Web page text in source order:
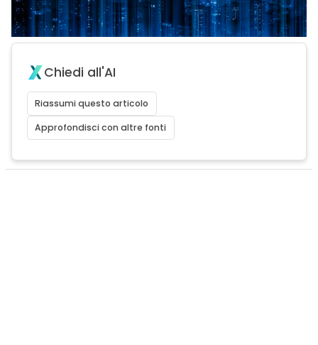
Chiedi all'AI
Riassumi questo articolo
Approfondisci con altre fonti